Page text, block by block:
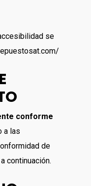
se
conforme
a las
de
continuación.